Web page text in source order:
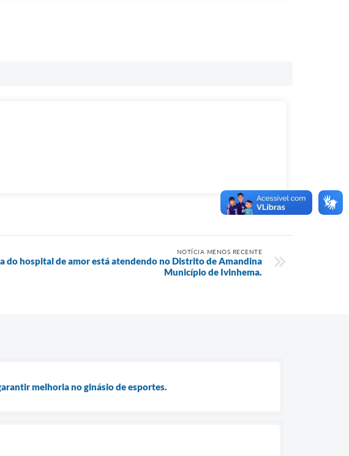
NOTÍCIA MENOS RECENTE
do hospital de amor está atendendo no Distrito de Amandina
Município de Ivinhema.
melhoria no ginásio de esportes.